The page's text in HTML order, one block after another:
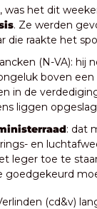
. Ze werden
die raakte het
(N-VA): hij
boven
in de
liggen
: dat
en
leger toe te
goedgekeurd
(cd&v)